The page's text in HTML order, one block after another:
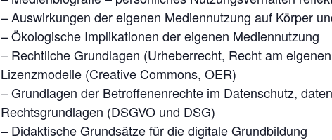
– Auswirkungen der eigenen Mediennutzung auf Körper
– Ökologische Implikationen der eigenen Mediennutzung
– Rechtliche Grundlagen (Urheberrecht, Recht am
Lizenzmodelle (Creative Commons, OER)
– Grundlagen der Betroffenenrechte im Datenschutz,
Rechtsgrundlagen (DSGVO und DSG)
– Didaktische Grundsätze für die digitale Grundbildung